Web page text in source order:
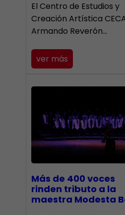
El Centro de Estudios y
Creación Artística
Armando Reverón…
ver más
Más de 400 voces
rinden tributo a la
maestra Modesta